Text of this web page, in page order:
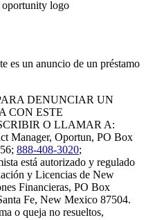
es un anuncio de un préstamo
DENUNCIAR UN
CON ESTE
O LLAMAR A:
Manager, Oportun, PO Box
888-408-3020;
está autorizado y regulado
y Licencias de New
Financieras, PO Box
Fe, New Mexico 87504.
o queja no resueltos,